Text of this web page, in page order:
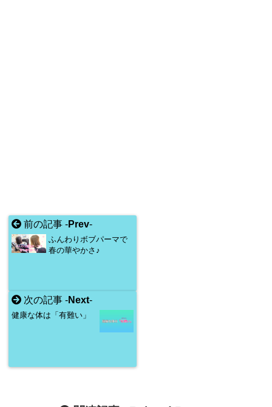
前の記事 -Prev-
ふんわりボブパーマで
春の華やかさ♪
次の記事 -Next-
健康な体は「有難い」